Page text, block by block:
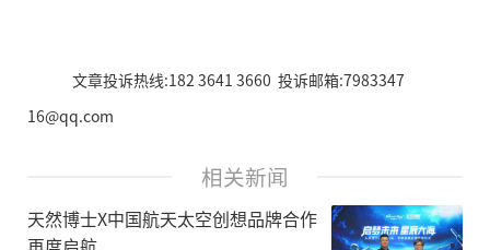
文章投诉热线:182 3641 3660 投诉邮箱:7983347
16@qq.com
相关新闻
天然博士X中国航天太空创想品牌合作